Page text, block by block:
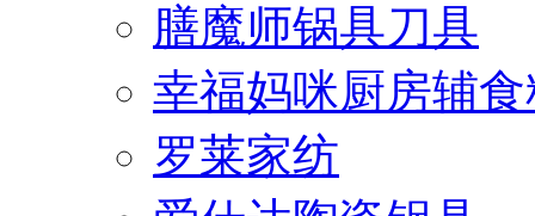
膳魔师锅具刀具
幸福妈咪厨房辅
罗莱家纺